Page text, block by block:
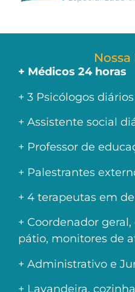
+ Médicos 24 horas
+ 3 Psicólogos diários
+ Assistente social
+ Professor de
+ Palestrantes
+ 4 terapeutas em
+ Coordenador
pátio, monitores de
+ Administrativo e
+ Lavandeira,